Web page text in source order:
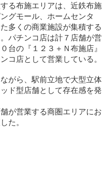
る布施エリアは、近鉄布施
グモール、ホームセンタ
多くの商業施設が集積する
パチンコ店は計７店舗が営
台の『１２３＋Ｎ布施店』
コ店として営業している。
がら、駅前立地で大型立体
ド型店舗として存在感を発
が営業する商圏エリアにお
た。